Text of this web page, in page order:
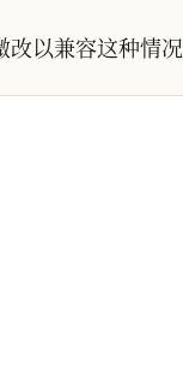
以兼容这种情况